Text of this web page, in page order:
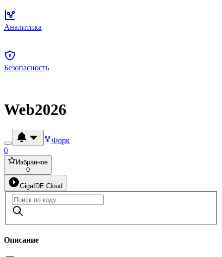
Аналитика
Безопасность
Web2026
Форк
0
Избранное
0
GigaIDE Cloud
Описание